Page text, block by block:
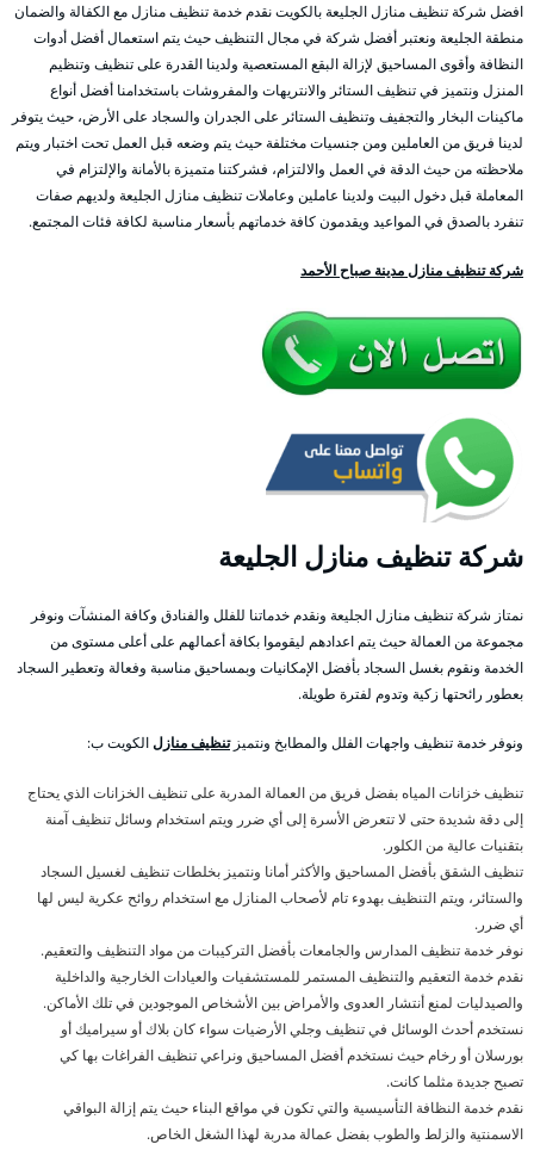
افضل شركة تنظيف منازل الجليعة بالكويت نقدم خدمة تنظيف منازل مع الكفالة والضمان
منطقة الجليعة ونعتبر أفضل شركة في مجال التنظيف حيث يتم استعمال أفضل أدوات
النظافة وأقوى المساحيق لإزالة البقع المستعصية ولدينا القدرة على تنظيف وتنظيم
المنزل ونتميز في تنظيف الستائر والانتريهات والمفروشات باستخدامنا أفضل أنواع
ماكينات البخار والتجفيف وتنظيف الستائر على الجدران والسجاد على الأرض، حيث يتوفر
لدينا فريق من العاملين ومن جنسيات مختلفة حيث يتم وضعه قبل العمل تحت اختبار ويتم
ملاحظته من حيث الدقة في العمل والالتزام، فشركتنا متميزة بالأمانة والإلتزام في
المعاملة قبل دخول البيت ولدينا عاملين وعاملات تنظيف منازل الجليعة ولديهم صفات
تنفرد بالصدق في المواعيد ويقدمون كافة خدماتهم بأسعار مناسبة لكافة فئات المجتمع.
شركة تنظيف منازل مدينة صباح الأحمد
شركة تنظيف منازل الجليعة
نمتاز شركة تنظيف منازل الجليعة ونقدم خدماتنا للفلل والفنادق وكافة المنشآت ونوفر
مجموعة من العمالة حيث يتم اعدادهم ليقوموا بكافة أعمالهم على أعلى مستوى من
الخدمة ونقوم بغسل السجاد بأفضل الإمكانيات وبمساحيق مناسبة وفعالة وتعطير السجاد
بعطور رائحتها زكية وتدوم لفترة طويلة.
ونوفر خدمة تنظيف واجهات الفلل والمطابخ ونتميزتنظيف منازلالكويت ب:
تنظيف خزانات المياه بفضل فريق من العمالة المدربة على تنظيف الخزانات الذي يحتاج
إلى دقة شديدة حتى لا تتعرض الأسرة إلى أي ضرر ويتم استخدام وسائل تنظيف آمنة
بتقنيات عالية من الكلور.
تنظيف الشقق بأفضل المساحيق والأكثر أمانا ونتميز بخلطات تنظيف لغسيل السجاد
والستائر، ويتم التنظيف بهدوء تام لأصحاب المنازل مع استخدام روائح عكرية ليس لها
أي ضرر.
نوفر خدمة تنظيف المدارس والجامعات بأفضل التركيبات من مواد التنظيف والتعقيم.
نقدم خدمة التعقيم والتنظيف المستمر للمستشفيات والعيادات الخارجية والداخلية
والصيدليات لمنع أنتشار العدوى والأمراض بين الأشخاص الموجودين في تلك الأماكن.
نستخدم أحدث الوسائل في تنظيف وجلي الأرضيات سواء كان بلاك أو سيراميك أو
بورسلان أو رخام حيث نستخدم أفضل المساحيق ونراعي تنظيف الفراغات بها كي
تصبح جديدة مثلما كانت.
نقدم خدمة النظافة التأسيسية والتي تكون في مواقع البناء حيث يتم إزالة البواقي
الاسمنتية والزلط والطوب بفضل عمالة مدربة لهذا الشغل الخاص.